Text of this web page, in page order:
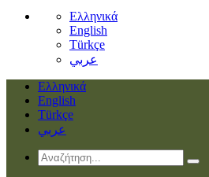
Ελληνικά
English
Türkçe
عربي
Ελληνικά
English
Türkçe
عربي